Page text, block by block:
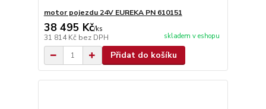
motor pojezdu 24V EUREKA PN 610151
38 495 Kč/ks
31 814 Kč bez DPH skladem v eshopu
Přidat do košíku